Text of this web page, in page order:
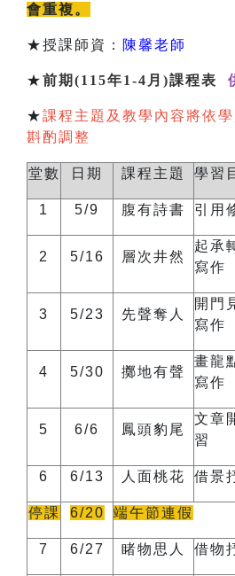
會重複。
★授課師資： 陳馨老師
★前期(115年1-4月)課程表
★課程主題及教學內容將依
斟酌調整
堂數 日期 課程主題 學習
1 5/9 腹有詩書 引用
2 5/16 層次井然
起承
寫作
3 5/23 先聲奪人
開門
寫作
4 5/30 擲地有聲
畫龍
寫作
5 6/6 鳳頭豹尾
文章
習
6 6/13 人面桃花 借景
停課 6/20 端午節連假
7 6/27 睹物思人 借物